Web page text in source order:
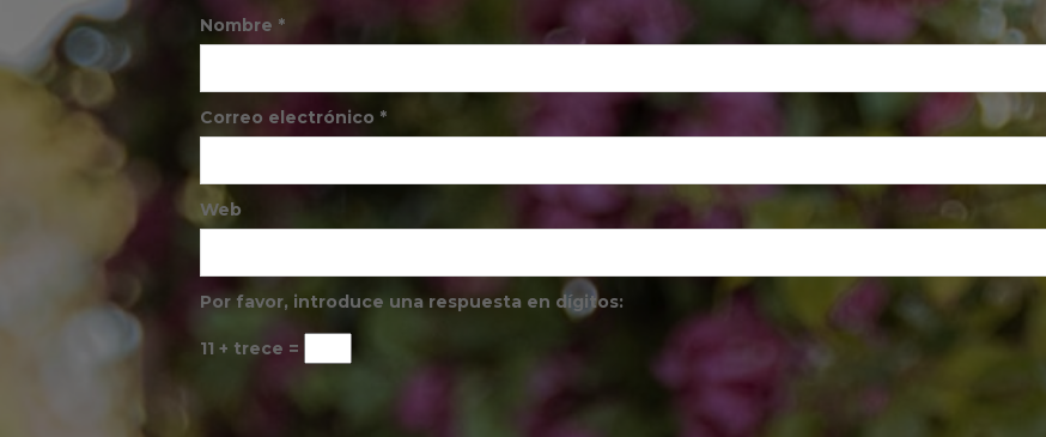
Nombre *
Correo electrónico *
Web
Por favor, introduce una respuesta en dígitos:
11 + trece =